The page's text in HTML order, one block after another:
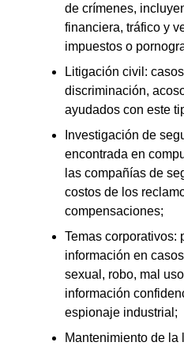
de crímenes,
financiera, tráfico y
impuestos o
Litigación civil:
discriminación,
ayudados con este
Investigación de
encontrada en
las compañías de
costos de los
compensaciones;
Temas corporativos:
información en
sexual, robo, mal
información
espionaje industrial;
Mantenimiento de la